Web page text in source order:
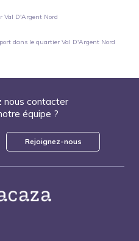
Val D'Argent Nord
dans le quartierVal D'Argent Nord
nous contacter
équipe ?
Rejoignez-nous